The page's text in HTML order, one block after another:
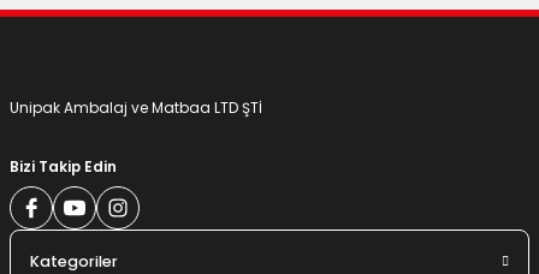
Unipak Ambalaj ve Matbaa LTD ŞTİ
Bizi Takip Edin
Kategoriler